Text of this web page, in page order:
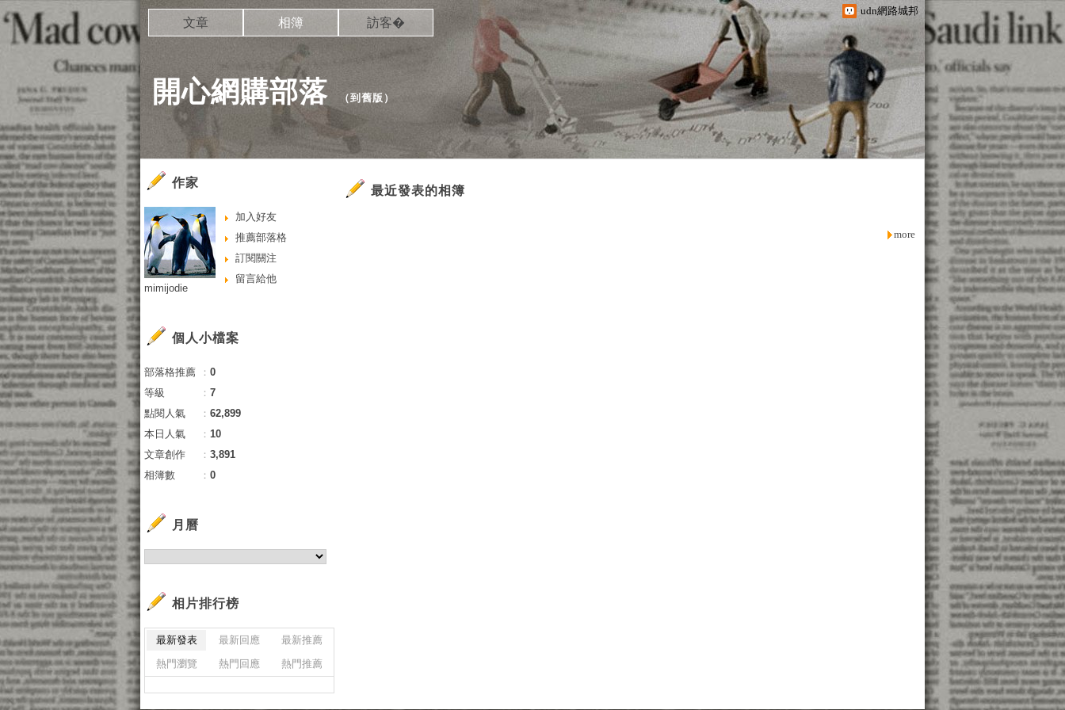
udn網路城邦
開心網購部落 （到舊版 ）
文章 相簿 訪客�
最近發表的相簿
more
作家
加入好友
推薦部落格
訂閱關注
留言給他
mimijodie
個人小檔案
部落格推薦 ： 0
等級
： 7
點閱人氣
： 62,899
本日人氣
： 10
文章創作
： 3,891
相簿數
： 0
月曆
相片排行榜
最新發表 最新回應
最新推薦
熱門瀏覽
熱門回應 熱門推薦